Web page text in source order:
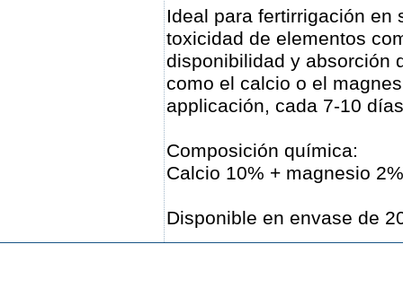
Ideal para fertirrigación en
toxicidad de elementos
disponibilidad y absorción
como el calcio o el
applicación, cada 7-10
Composición química:
Calcio 10% + magnesio
Disponible en envase de